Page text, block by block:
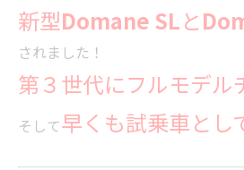
新型Domane SLと
されました！
第３世代にフルモデル
そして早くも試乗車とし